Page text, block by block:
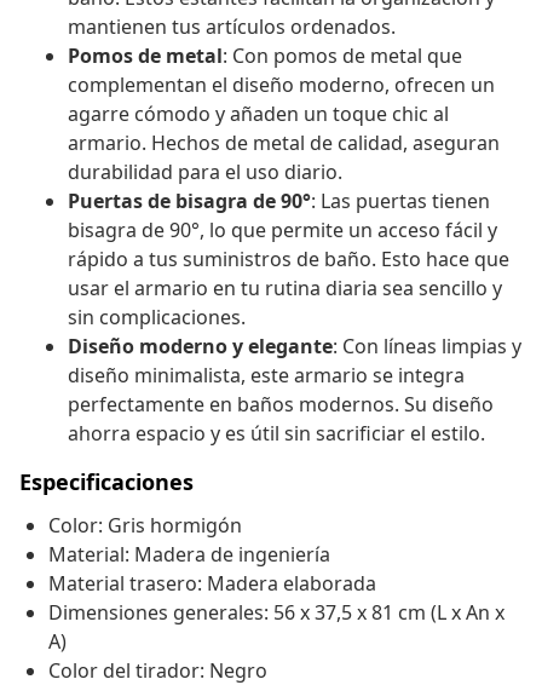
mantienen tus artículos ordenados.
Pomos de metal: Con pomos de metal que
complementan el diseño moderno, ofrecen un
agarre cómodo y añaden un toque chic al
armario. Hechos de metal de calidad, aseguran
durabilidad para el uso diario.
Puertas de bisagra de 90°: Las puertas tienen
bisagra de 90°, lo que permite un acceso fácil y
rápido a tus suministros de baño. Esto hace que
usar el armario en tu rutina diaria sea sencillo y
sin complicaciones.
Diseño moderno y elegante: Con líneas limpias y
diseño minimalista, este armario se integra
perfectamente en baños modernos. Su diseño
ahorra espacio y es útil sin sacrificiar el estilo.
Especificaciones
Color: Gris hormigón
Material: Madera de ingeniería
Material trasero: Madera elaborada
Dimensiones generales: 56 x 37,5 x 81 cm (L x An x
A)
Color del tirador: Negro